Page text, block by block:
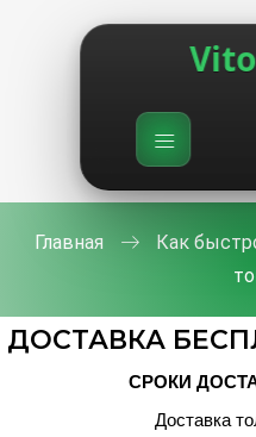
Vito
Главная
Как
ДОСТАВКА
СРОКИ
Доставка